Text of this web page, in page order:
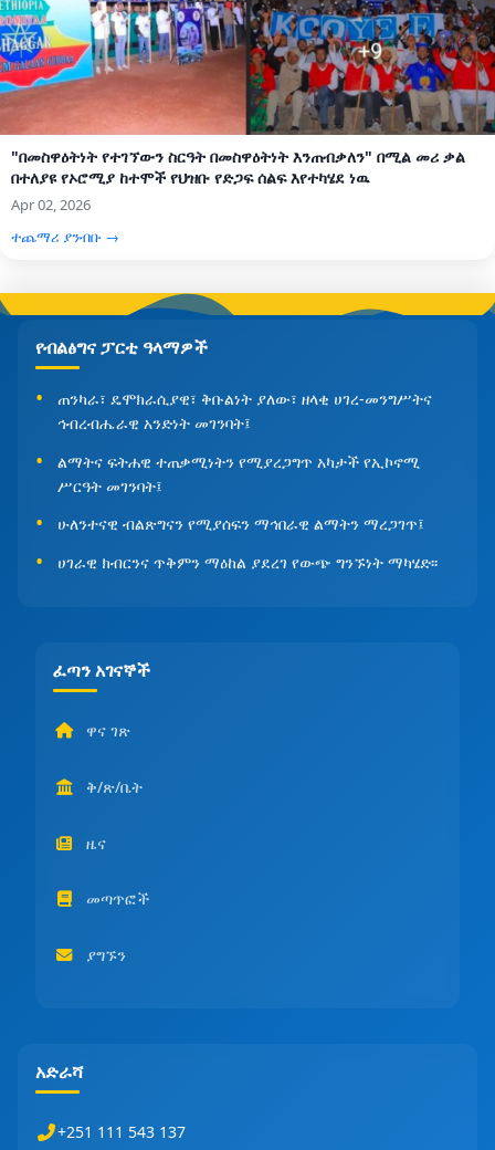
"በመስዋዕትነት የተገኘውን ስርዓት በመስዋዕትነት እንጠብቃለን" በሚል መሪ ቃል
በተለያዩ የኦሮሚያ ከተሞች የህዝቡ የድጋፍ ሰልፍ እየተካሄደ ነዉ
Apr 02, 2026
ተጨማሪ ያንብቡ →
የብልፅግና ፓርቲ ዓላማዎች
ጠንካራ፣ ዴሞክራሲያዊ፣ ቅቡልነት ያለው፣ ዘላቂ ሀገረ-መንግሥትና
ኅብረብሔራዊ አንድነት መገንባት፤
ልማትና ፍትሐዊ ተጠቃሚነትን የሚያረጋግጥ አካታች የኢኮኖሚ
ሥርዓት መገንባት፤
ሁለንተናዊ ብልጽግናን የሚያሰፍን ማኅበራዊ ልማትን ማረጋገጥ፤
ሀገራዊ ክብርንና ጥቅምን ማዕከል ያደረገ የውጭ ግንኙነት ማካሄድ፡፡
ፈጣን አገናኞች
ዋና ገጽ
ቅ/ጽ/ቤት
ዜና
መጣጥፎች
ያግኙን
አድራሻ
+251 111 543 137